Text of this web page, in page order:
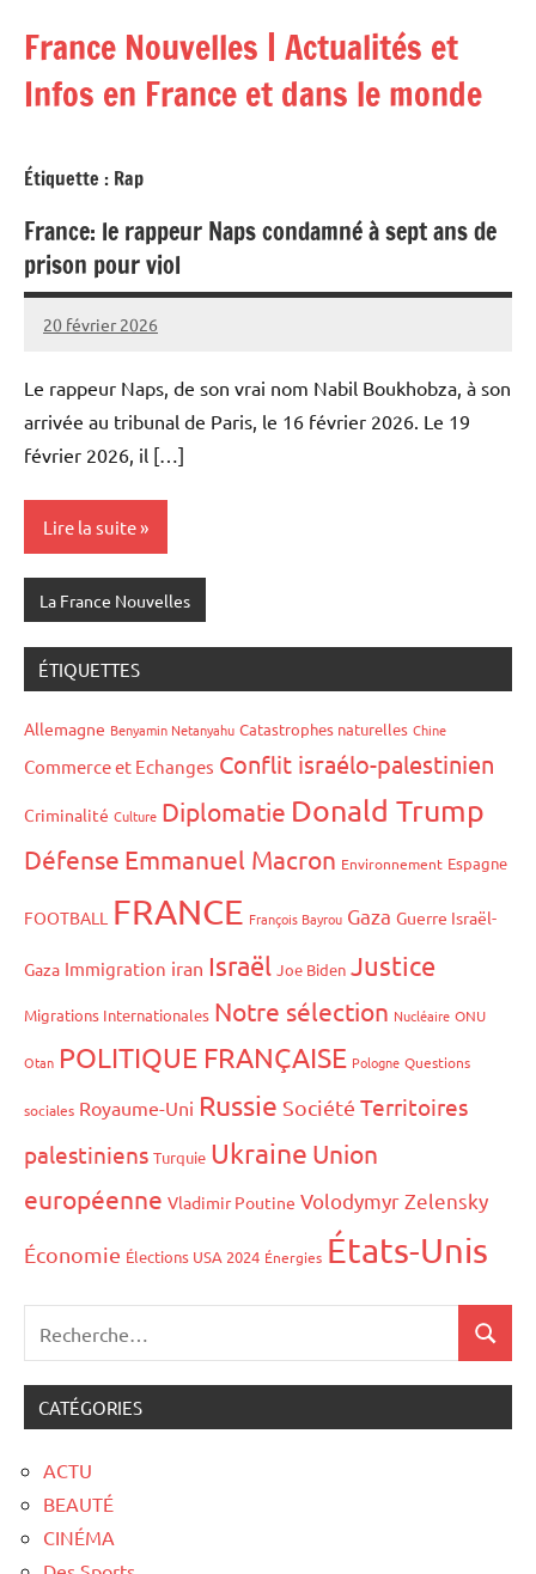
contenu
France Nouvelles | Actualités et
Infos en France et dans le monde
Étiquette : Rap
France: le rappeur Naps condamné à sept ans de
prison pour viol
20 février 2026
Admins
Le rappeur Naps, de son vrai nom Nabil Boukhobza, à son
arrivée au tribunal de Paris, le 16 février 2026. Le 19
février 2026, il […]
Lire la suite
La France Nouvelles
ÉTIQUETTES
Allemagne Benyamin Netanyahu Catastrophes naturelles Chine
Commerce et Echanges Conflit israélo-palestinien
Criminalité Culture Diplomatie Donald Trump
Défense Emmanuel Macron Environnement Espagne
FOOTBALL FRANCE François Bayrou Gaza Guerre Israël-
Gaza Immigration iran Israël Joe Biden Justice
Migrations Internationales Notre sélection Nucléaire ONU
Otan POLITIQUE FRANÇAISE Pologne Questions
sociales Royaume-Uni Russie Société Territoires
palestiniens Turquie Ukraine Union
européenne Vladimir Poutine Volodymyr Zelensky
Économie Élections USA 2024 Énergies États-Unis
CATÉGORIES
ACTU
BEAUTÉ
CINÉMA